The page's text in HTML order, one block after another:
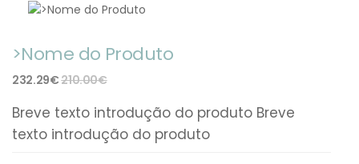
>Nome do Produto
232.29€210.00€
Breve texto introdução do produto Breve
texto introdução do produto